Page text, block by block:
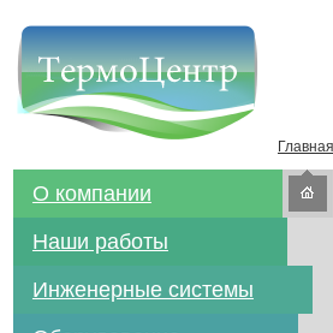
О компании
Наши работы
Инженерные системы